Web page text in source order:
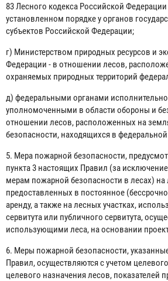
83 Лесного кодекса Российской
установленном порядке у органов
субъектов Российской Федерации;
г) Министерством природных ресурсов и
Федерации - в отношении лесов,
охраняемых природных территорий
д) федеральными органами
уполномоченными в области обороны и
отношении лесов, расположенных на
безопасности, находящихся в
5. Мера пожарной безопасности,
пункта 3 настоящих Правил (за
мерам пожарной безопасности в лесах) на
предоставленных в постоянное
аренду, а также на лесных участках,
сервитута или публичного сервитута,
использующими леса, на основании
6. Меры пожарной безопасности,
Правил, осуществляются с учетом
целевого назначения лесов, показателей